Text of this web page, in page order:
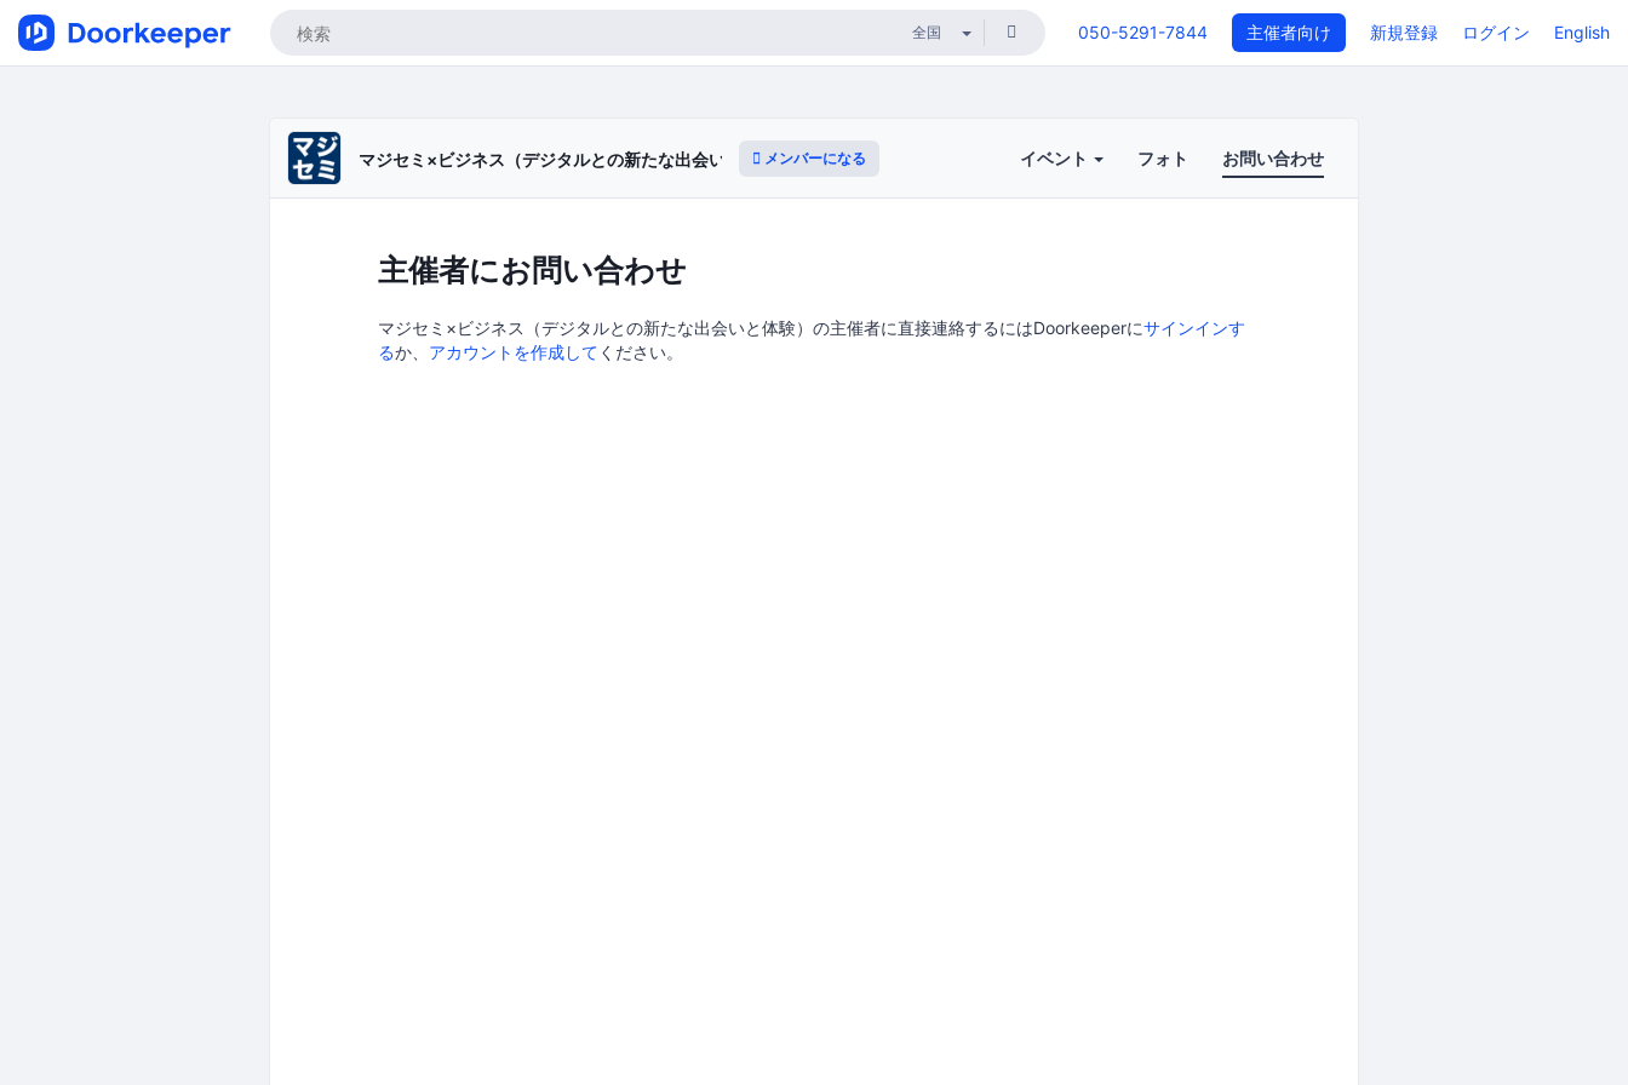
050-5291-7844 主催者向け 新規登録 ログイン English
マジセミ×ビジネス（デジタルとの新たな出会いと体験）メンバーになる イベント フォト お問い合わせ
主催者にお問い合わせ
マジセミ×ビジネス（デジタルとの新たな出会いと体験）の主催者に直接連絡するにはDoorkeeperにサインインす
るか、 アカウントを作成して ください。